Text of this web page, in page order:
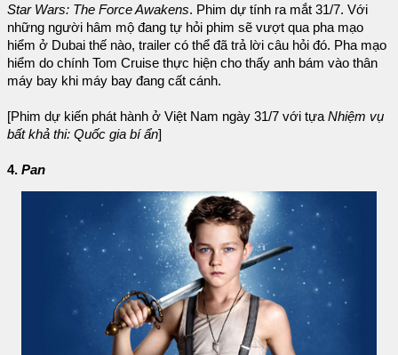
Star Wars: The Force Awakens. Phim dự tính ra mắt 31/7. Với
những người hâm mộ đang tự hỏi phim sẽ vượt qua pha mạo
hiểm ở Dubai thế nào, trailer có thể đã trả lời câu hỏi đó. Pha mạo
hiểm do chính Tom Cruise thực hiện cho thấy anh bám vào thân
máy bay khi máy bay đang cất cánh.
[Phim dự kiến phát hành ở Việt Nam ngày 31/7 với tựa Nhiệm vụ
bất khả thi: Quốc gia bí ẩn]
4. Pan